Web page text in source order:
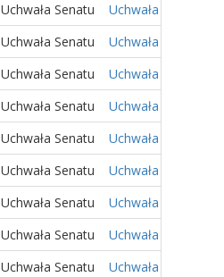
Uchwała Senatu
Uchwała Nr 76/
Uchwała Senatu
Uchwała Nr 75/
Uchwała Senatu
Uchwała Nr 53/
Uchwała Senatu
Uchwała Nr 52/
Uchwała Senatu
Uchwała Nr 51/
Uchwała Senatu
Uchwała Nr 50/
Uchwała Senatu
Uchwała Nr 49/
Uchwała Senatu
Uchwała Nr 48/
Uchwała Senatu Uchwała Nr 47/